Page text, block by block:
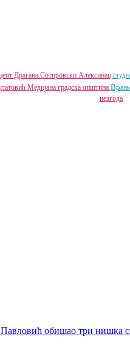
Драгана Сотировски Алексинац
Медијана градска општина
незгода
обишао три нишка